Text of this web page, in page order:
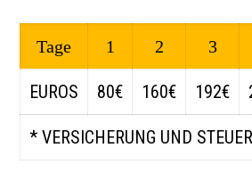
Tage 1 2 3
EUROS 80€ 160€ 192€
* VERSICHERUNG UND